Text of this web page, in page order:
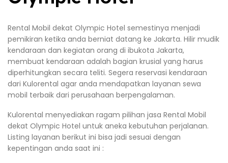
Rental Mobil dekat Olympic Hotel semestinya menjadi
pemikiran ketika anda berniat datang ke Jakarta. Hilir mudik
kendaraan dan kegiatan orang di ibukota Jakarta,
membuat kendaraan adalah bagian krusial yang harus
diperhitungkan secara teliti. Segera reservasi kendaraan
dari Kulorental agar anda mendapatkan layanan sewa
mobil terbaik dari perusahaan berpengalaman.
Kulorental menyediakan ragam pilihan jasa Rental Mobil
dekat Olympic Hotel untuk aneka kebutuhan perjalanan.
Listing layanan berikut ini bisa jadi sesuai dengan
kepentingan anda saat ini :